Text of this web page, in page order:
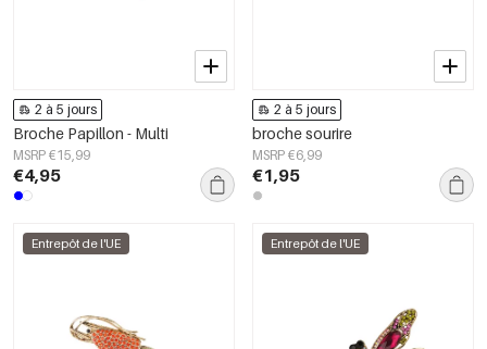
2 à 5 jours
Broche Papillon - Multi
MSRP €15,99
€4,95
2 à 5 jours
broche sourire
MSRP €6,99
€1,95
Entrepôt de l'UE Entrepôt de l'UE